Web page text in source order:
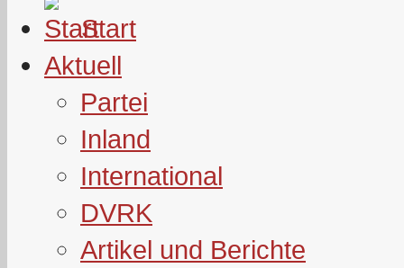
Start
Aktuell
Partei
Inland
International
DVRK
Artikel und Berichte